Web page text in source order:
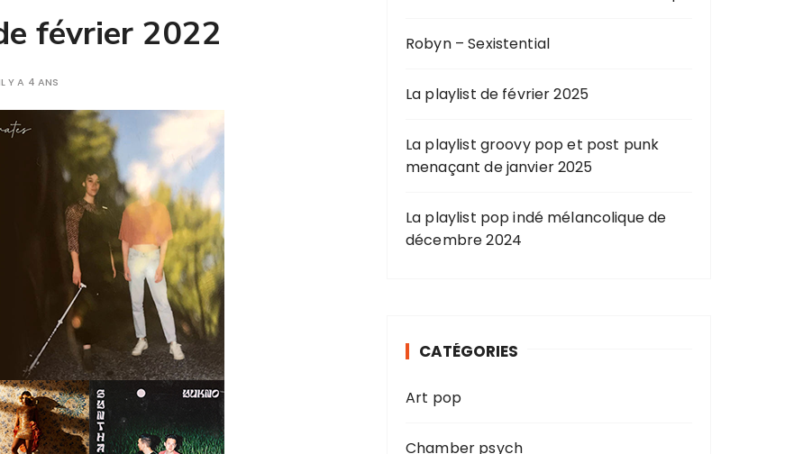
février 2022
Y A 4 ANS
Robyn – Sexistential
La playlist de février 2025
La playlist groovy pop et post punk
menaçant de janvier 2025
La playlist pop indé mélancolique de
décembre 2024
CATÉGORIES
Art pop
Chamber psych